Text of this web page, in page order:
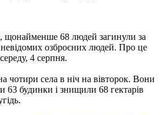
щонайменше 68 людей загинули за
невідомих озброєних людей. Про це
4 серпня.
чотири села в ніч на вівторок. Вони
63 будинки і знищили 68 гектарів